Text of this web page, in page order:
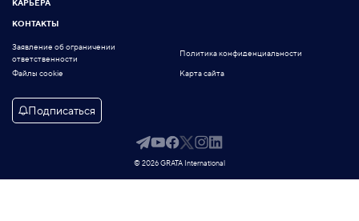
КАРЬЕРА
КОНТАКТЫ
Заявление об ограничении
ответственности
Политика конфиденциальности
Файлы cookie Карта сайта
Подписаться
© 2026 GRATA International